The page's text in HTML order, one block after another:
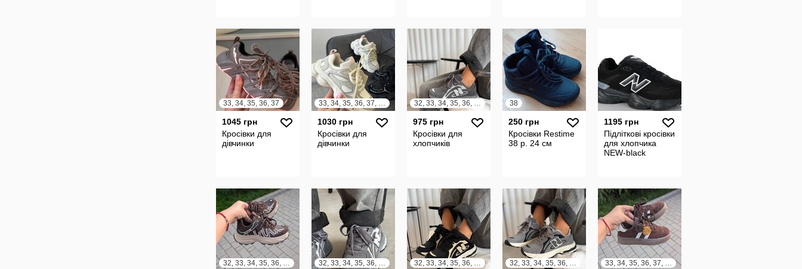
33, 34, 35, 36, 37
1045 грн
Кросівки для
дівчинки
33, 34, 35, 36, 37, 38
1030 грн
Кросівки для
дівчинки
32, 33, 34, 35, 36, 37
975 грн
Кросівки для
хлопчиків
38
250 грн
Кросівки Restime
38 р. 24 см
1195 грн
Підліткові кросівки
для хлопчика
NEW-black
32, 33, 34, 35, 36, 37 32, 33, 34, 35, 36, 37 32, 33, 34, 35, 36, 37 32, 33, 34, 35, 36, 37 33, 34, 35, 36, 37, 38